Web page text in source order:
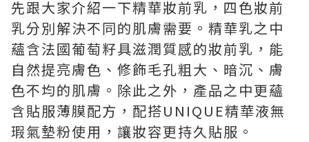
先跟大家介紹一下精華妝前乳，四色妝前
乳分別解決不同的肌膚需要。精華乳之中
蘊含法國葡萄籽具滋潤質感的妝前乳，能
自然提亮膚色、修飾毛孔粗大、暗沉、膚
色不均的肌膚。除此之外，產品之中更蘊
含貼服薄膜配方，配搭UNIQUE精華液無
瑕氣墊粉使用，讓妝容更持久貼服。